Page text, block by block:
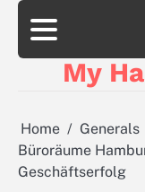
Skip
content
My
Home
Generals
Büroräume
Geschäftserfolg